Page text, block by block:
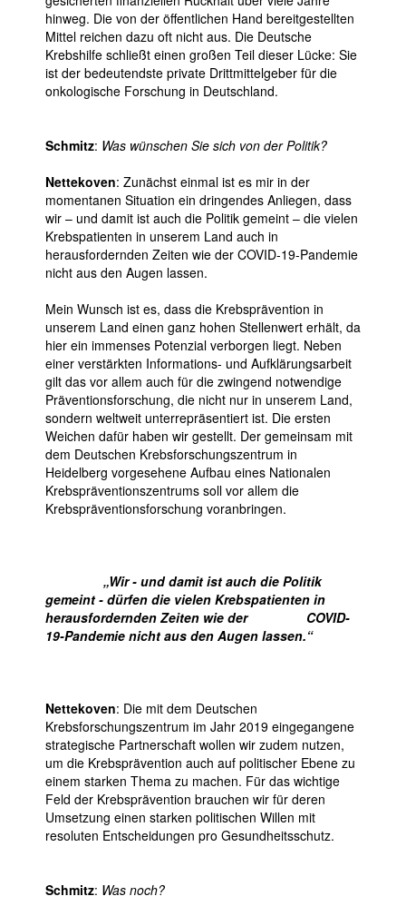
hinweg. Die von der öffentlichen Hand bereitgestellten
Mittel reichen dazu oft nicht aus. Die Deutsche
Krebshilfe schließt einen großen Teil dieser Lücke: Sie
ist der bedeutendste private Drittmittelgeber für die
onkologische Forschung in Deutschland.
Schmitz: Was wünschen Sie sich von der Politik?
Nettekoven: Zunächst einmal ist es mir in der
momentanen Situation ein dringendes Anliegen, dass
wir – und damit ist auch die Politik gemeint – die vielen
Krebspatienten in unserem Land auch in
herausfordernden Zeiten wie der COVID-19-Pandemie
nicht aus den Augen lassen.
Mein Wunsch ist es, dass die Krebsprävention in
unserem Land einen ganz hohen Stellenwert erhält, da
hier ein immenses Potenzial verborgen liegt. Neben
einer verstärkten Informations- und Aufklärungsarbeit
gilt das vor allem auch für die zwingend notwendige
Präventionsforschung, die nicht nur in unserem Land,
sondern weltweit unterrepräsentiert ist. Die ersten
Weichen dafür haben wir gestellt. Der gemeinsam mit
dem Deutschen Krebsforschungszentrum in
Heidelberg vorgesehene Aufbau eines Nationalen
Krebspräventionszentrums soll vor allem die
Krebspräventionsforschung voranbringen.
Wir - und damit ist auch die Politik
gemeint - dürfen die vielen Krebspatienten in
herausfordernden Zeiten wie der
COVID-
19-Pandemie nicht aus den Augen lassen.“
Nettekoven: Die mit dem Deutschen
Krebsforschungszentrum im Jahr 2019 eingegangene
strategische Partnerschaft wollen wir zudem nutzen,
um die Krebsprävention auch auf politischer Ebene zu
einem starken Thema zu machen. Für das wichtige
Feld der Krebsprävention brauchen wir für deren
Umsetzung einen starken politischen Willen mit
resoluten Entscheidungen pro Gesundheitsschutz.
Schmitz: Was noch?